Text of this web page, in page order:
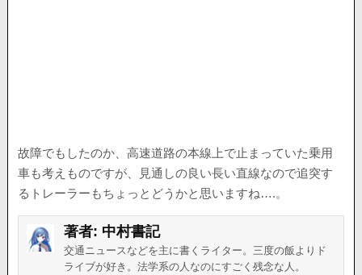
故障でもしたのか、高速道路の本線上で止まっていた乗用
車も考えものですが、見通しの良い長い直線なので追突す
るトレーラーもちょっとどうかと思いますね….。
著者: 中村書記
交通ニュースなどを主に書くライター。三度の飯よりド
ライブが好き。法学系の人なのにすごく残念な人。